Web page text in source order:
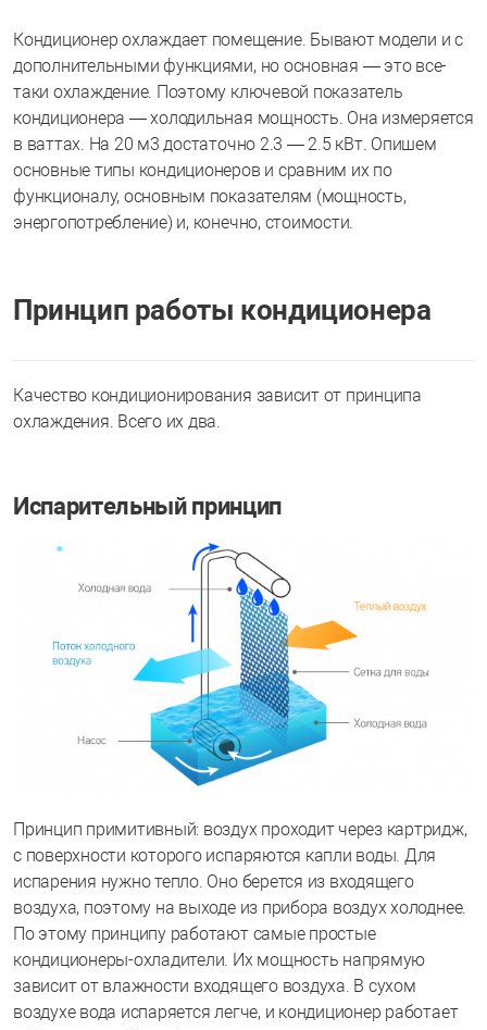
Кондиционер охлаждает помещение. Бывают модели и с
дополнительными функциями, но основная — это все-
таки охлаждение. Поэтому ключевой показатель
кондиционера — холодильная мощность. Она измеряется
в ваттах. На 20 м3 достаточно 2.3 — 2.5 кВт. Опишем
основные типы кондиционеров и сравним их по
функционалу, основным показателям (мощность,
энергопотребление) и, конечно, стоимости.
Принцип работы кондиционера
Качество кондиционирования зависит от принципа
охлаждения. Всего их два.
Испарительный принцип
Принцип примитивный: воздух проходит через картридж,
с поверхности которого испаряются капли воды. Для
испарения нужно тепло. Оно берется из входящего
воздуха, поэтому на выходе из прибора воздух холоднее.
По этому принципу работают самые простые
кондиционеры-охладители. Их мощность напрямую
зависит от влажности входящего воздуха. В сухом
воздухе вода испаряется легче, и кондиционер работает